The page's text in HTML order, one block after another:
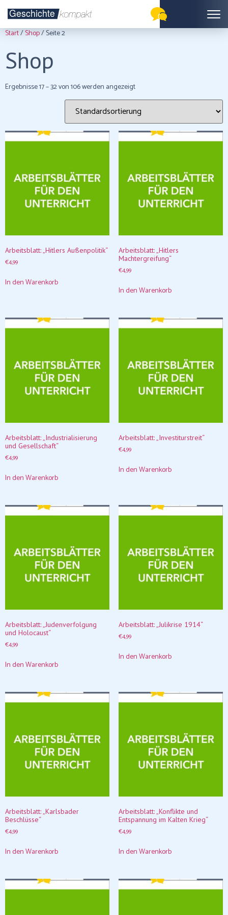
Start/Shop/ Seite 2
Shop
Ergebnisse 17 – 32 von 106 werden angezeigt
Arbeitsblatt: „Hitlers Außenpolitik“
€4,99
In den Warenkorb
Arbeitsblatt: „Hitlers
Machtergreifung“
€4,99
In den Warenkorb
Arbeitsblatt: „Industrialisierung
und Gesellschaft“
€4,99
In den Warenkorb
Arbeitsblatt: „Investiturstreit“
€4,99
In den Warenkorb
Arbeitsblatt: „Judenverfolgung
und Holocaust“
€4,99
In den Warenkorb
Arbeitsblatt: „Julikrise 1914“
€4,99
In den Warenkorb
Arbeitsblatt: „Karlsbader
Beschlüsse“
€4,99
In den Warenkorb
Arbeitsblatt: „Konflikte und
Entspannung im Kalten Krieg“
€4,99
In den Warenkorb